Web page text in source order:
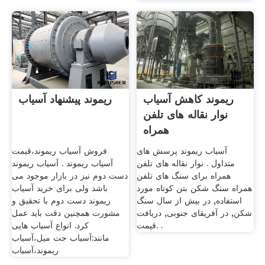
ریموند پیشنهاد آسیاب
فروش آسیاب ریموند،قیمت
آسیاب ریموند . آسیاب ریموند
دست دوم نیز در بازار موجود می
باشد ولی برای خرید آسیاب
ریموند دست دوم با تحقیق و
مشورت همچنین دقت باید عمل
کرد. انواع آسیاب هایی
مانند:آسیاب جت میل،آسیاب
ریموند،آسیاب
ریموند کاهش آسیاب
نوار نقاله های تلفن
همراه
آسیاب ریموند پرسش های
متداول . نوار نقاله های تلفن
همراه برای سنگ های تلفن
همراه سنگ شکن بتن کوتاه مورد
استفاده, در بیش از سال سنگ
شکن, در آفریقای جنوبی, دریافت
قیمت. .